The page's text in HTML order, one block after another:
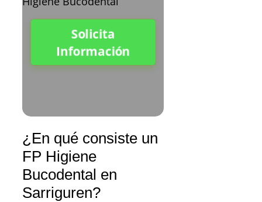
Solicita
Información
¿En qué consiste un
FP Higiene
Bucodental en
Sarriguren?